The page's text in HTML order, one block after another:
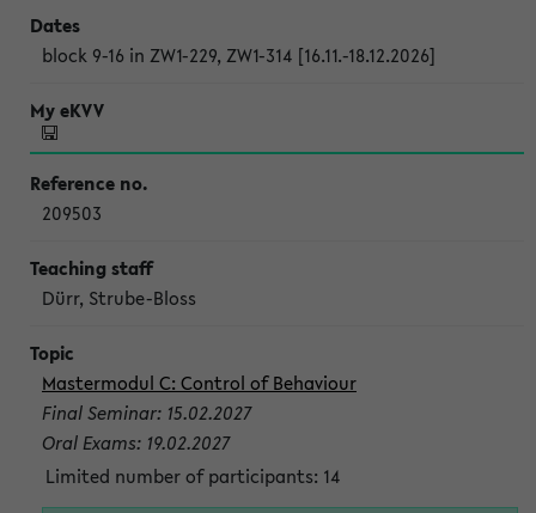
block 9-16 in ZW1-229, ZW1-314 [16.11.-18.12.2026]
209503
Dürr, Strube-Bloss
Mastermodul C: Control of Behaviour
Final Seminar: 15.02.2027
Oral Exams: 19.02.2027
Limited number of participants: 14